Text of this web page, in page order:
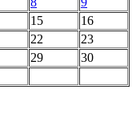
15
16
22
23
29
30